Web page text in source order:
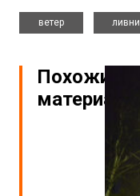
ветер
ливни
Похожие
материалы